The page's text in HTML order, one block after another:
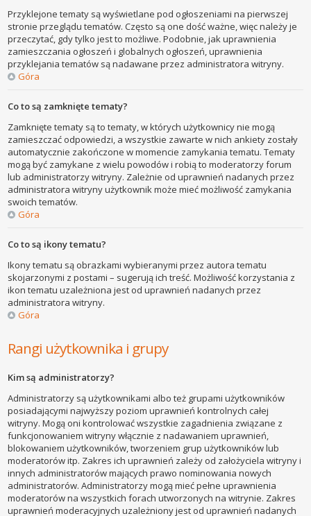
Przyklejone tematy są wyświetlane pod ogłoszeniami na pierwszej
stronie przeglądu tematów. Często są one dość ważne, więc należy je
przeczytać, gdy tylko jest to możliwe. Podobnie, jak uprawnienia
zamieszczania ogłoszeń i globalnych ogłoszeń, uprawnienia
przyklejania tematów są nadawane przez administratora witryny.
Góra
Co to są zamknięte tematy?
Zamknięte tematy są to tematy, w których użytkownicy nie mogą
zamieszczać odpowiedzi, a wszystkie zawarte w nich ankiety zostały
automatycznie zakończone w momencie zamykania tematu. Tematy
mogą być zamykane z wielu powodów i robią to moderatorzy forum
lub administratorzy witryny. Zależnie od uprawnień nadanych przez
administratora witryny użytkownik może mieć możliwość zamykania
swoich tematów.
Góra
Co to są ikony tematu?
Ikony tematu są obrazkami wybieranymi przez autora tematu
skojarzonymi z postami – sugerują ich treść. Możliwość korzystania z
ikon tematu uzależniona jest od uprawnień nadanych przez
administratora witryny.
Góra
Rangi użytkownika i grupy
Kim są administratorzy?
Administratorzy są użytkownikami albo też grupami użytkowników
posiadającymi najwyższy poziom uprawnień kontrolnych całej
witryny. Mogą oni kontrolować wszystkie zagadnienia związane z
funkcjonowaniem witryny włącznie z nadawaniem uprawnień,
blokowaniem użytkowników, tworzeniem grup użytkowników lub
moderatorów itp. Zakres ich uprawnień zależy od założyciela witryny i
innych administratorów mających prawo nominowania nowych
administratorów. Administratorzy mogą mieć pełne uprawnienia
moderatorów na wszystkich forach utworzonych na witrynie. Zakres
uprawnień moderacyjnych uzależniony jest od uprawnień nadanych